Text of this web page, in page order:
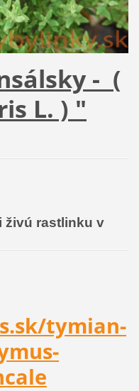
- (
L. ) "
živú rastlinku v
tymian-